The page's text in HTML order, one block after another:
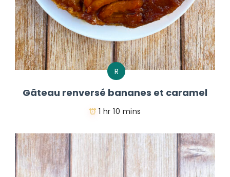
R
Gâteau renversé bananes et caramel
1 hr 10 mins